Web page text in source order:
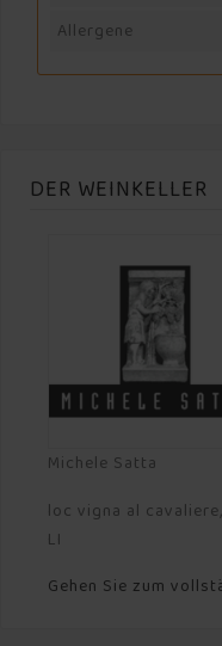
Allergene
DER WEINKELLER
Michele Satta
loc vigna al
LI
Gehen Sie zum